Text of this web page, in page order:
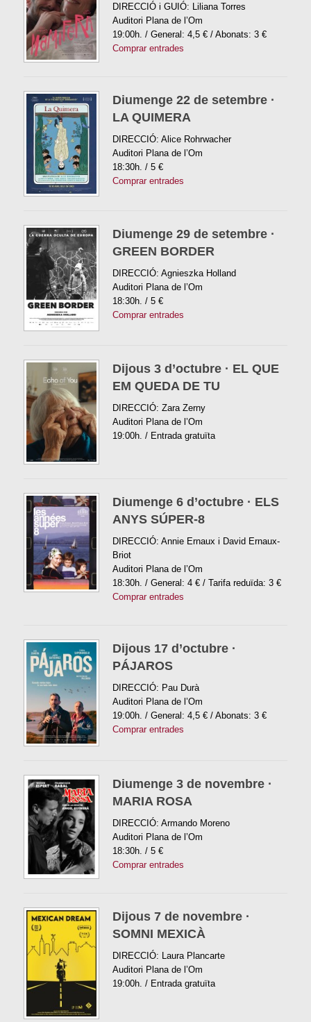
DIRECCIÓ i GUIÓ: Liliana Torres
Auditori Plana de l’Om
19:00h. / General: 4,5 € / Abonats: 3 €
Comprar entrades
Diumenge 22 de setembre ·
LA QUIMERA
DIRECCIÓ: Alice Rohrwacher
Auditori Plana de l’Om
18:30h. / 5 €
Comprar entrades
Diumenge 29 de setembre ·
GREEN BORDER
DIRECCIÓ: Agnieszka Holland
Auditori Plana de l’Om
18:30h. / 5 €
Comprar entrades
Dijous 3 d’octubre · EL QUE
EM QUEDA DE TU
DIRECCIÓ: Zara Zerny
Auditori Plana de l’Om
19:00h. / Entrada gratuïta
Diumenge 6 d’octubre · ELS
ANYS SÚPER-8
DIRECCIÓ: Annie Ernaux i David Ernaux-
Briot
Auditori Plana de l’Om
18:30h. / General: 4 € / Tarifa reduïda: 3 €
Comprar entrades
Dijous 17 d’octubre ·
PÁJAROS
DIRECCIÓ: Pau Durà
Auditori Plana de l’Om
19:00h. / General: 4,5 € / Abonats: 3 €
Comprar entrades
Diumenge 3 de novembre ·
MARIA ROSA
DIRECCIÓ: Armando Moreno
Auditori Plana de l’Om
18:30h. / 5 €
Comprar entrades
Dijous 7 de novembre ·
SOMNI MEXICÀ
DIRECCIÓ: Laura Plancarte
Auditori Plana de l’Om
19:00h. / Entrada gratuïta